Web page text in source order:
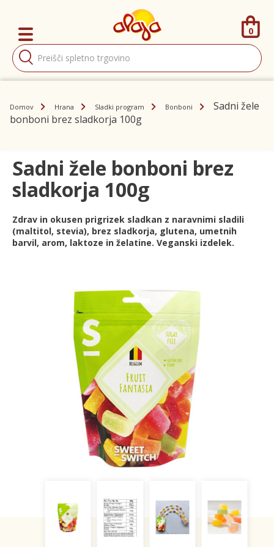
Products
search
0
Domov Hrana Sladki program Bonboni
Sadni žele
bonboni brez sladkorja 100g
Sadni žele bonboni brez
sladkorja 100g
Zdrav in okusen prigrizek sladkan z naravnimi sladili
(maltitol, stevia), brez sladkorja, glutena, umetnih
barvil, arom, laktoze in želatine. Veganski izdelek.